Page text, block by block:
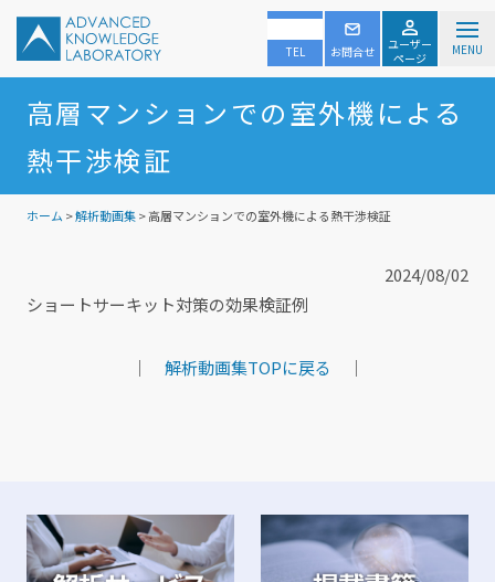
TEL お問合せ
ユーザー
ページ
MENU
高層マンションでの室外機による
熱干渉検証
ホーム >解析動画集> 高層マンションでの室外機による熱干渉検証
2024/08/02
ショートサーキット対策の効果検証例
｜ 解析動画集TOPに戻る ｜